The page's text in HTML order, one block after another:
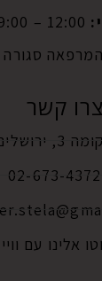
סגורה
צרו קשר
02-673-
אלינו עם ווייז